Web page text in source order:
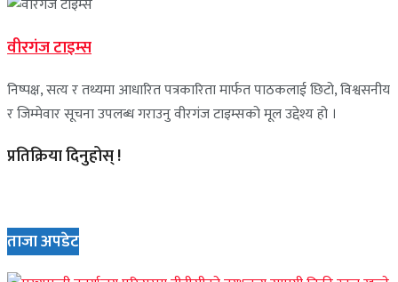
वीरगंज टाइम्स
निष्पक्ष, सत्य र तथ्यमा आधारित पत्रकारिता मार्फत पाठकलाई छिटो, विश्वसनीय
र जिम्मेवार सूचना उपलब्ध गराउनु वीरगंज टाइम्सको मूल उद्देश्य हो ।
प्रतिक्रिया दिनुहोस् !
ताजा अपडेट